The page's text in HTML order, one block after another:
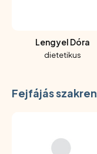
Lengyel Dóra
dietetikus
Fejfájás